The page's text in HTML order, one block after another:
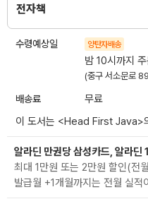
전자책
수령예상일 양탄자배송
밤 10시까지
(중구 서소문로
배송료
무료
이 도서는 <Head First Java>
알라딘 만권당 삼성카드, 알라딘
최대 1만원 또는 2만원 할인(전
발급월 +1개월까지는 전월 실